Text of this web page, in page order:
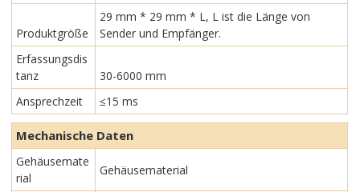
Produktgröße
29 mm * 29 mm * L, L ist die Länge von
Sender und Empfänger.
Erfassungsdis
tanz
30-6000 mm
Ansprechzeit
≤15 ms
Mechanische Daten
Gehäusemate
rial
Gehäusematerial